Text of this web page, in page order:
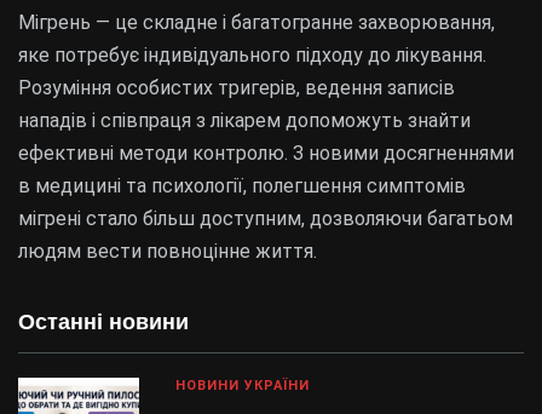
Останні новини
НОВИНИ УКРАЇНИ
Мігрень — це складне і багатогранне захворювання,
яке потребує індивідуального підходу до лікування.
Розуміння особистих тригерів, ведення записів
нападів і співпраця з лікарем допоможуть знайти
ефективні методи контролю. З новими досягненнями
в медицині та психології, полегшення симптомів
мігрені стало більш доступним, дозволяючи багатьом
людям вести повноцінне життя.